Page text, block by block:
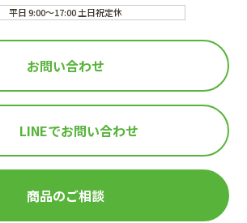
平日 9:00～17:00 土日祝定休
お問い合わせ
LINEでお問い合わせ
商品のご相談